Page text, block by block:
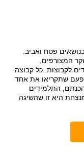
פסח ואביב.
לקבוצות. כל קבוצה
שתקריאו את אחד
התלמידים
היא זו שהשיגה